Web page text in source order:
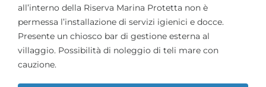
all’interno della Riserva Marina Protetta non è
permessa l’installazione di servizi igienici e docce.
Presente un chiosco bar di gestione esterna al
villaggio. Possibilità di noleggio di teli mare con
cauzione.